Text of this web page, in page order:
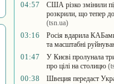
04:57
США різко змінили
розкрили, що тепер
(tsn.ua)
03:16
Росія вдарила
та масштабні
01:47
У Києві пролунала
про цілі на столицю
00:38
Швеция передаст